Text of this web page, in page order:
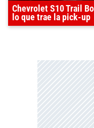
Chevrolet S10 Trail
lo que trae la pick-up